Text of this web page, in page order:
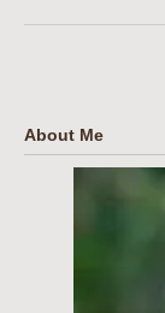
About Me